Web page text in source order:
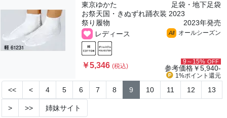
東京ゆかた
足袋・地下足袋
お祭天国・きぬずれ踊衣装 2023
祭り履物
2023年発売
レディース
All オールシーズン
￥5,346(税込)
9～15% OFF
参考価格￥5,940-
1%ポイント 還元
<< < 4 5 6 7 8 9 10 11 12 13
> >> 姉妹サイト